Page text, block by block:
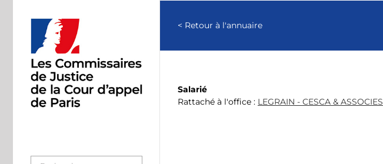
< Retour à l'annuaire
Salarié
Rattaché à l'office : LEGRAIN - CESCA & ASSOCIES